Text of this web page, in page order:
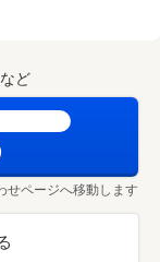
ど
せページへ移動します